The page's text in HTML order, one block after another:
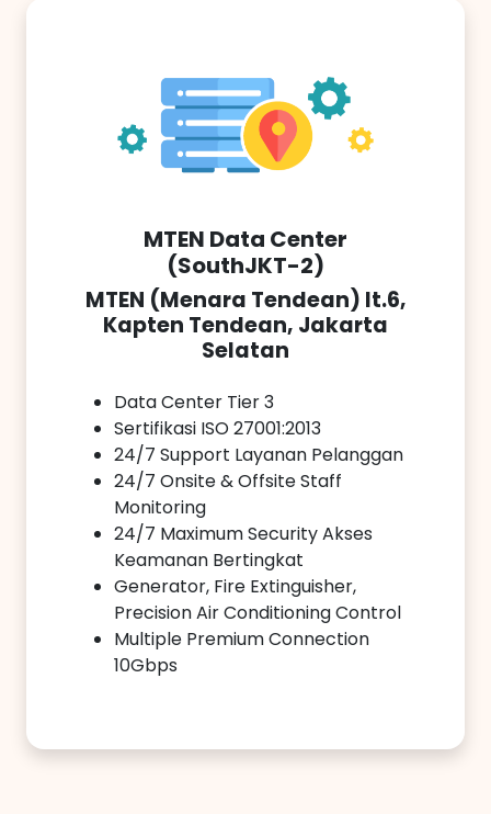
MTEN Data Center
(SouthJKT-2)
MTEN (Menara Tendean) lt.6,
Kapten Tendean, Jakarta
Selatan
Data Center Tier 3
Sertifikasi ISO 27001:2013
24/7 Support Layanan Pelanggan
24/7 Onsite & Offsite Staff
Monitoring
24/7 Maximum Security Akses
Keamanan Bertingkat
Generator, Fire Extinguisher,
Precision Air Conditioning Control
Multiple Premium Connection
10Gbps